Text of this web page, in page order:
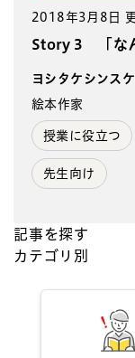
2018年3月8日
Story 3 「な
ヨシタケシンスケ
絵本作家
授業に役立つ
先生向け
記事を探す
カテゴリ別